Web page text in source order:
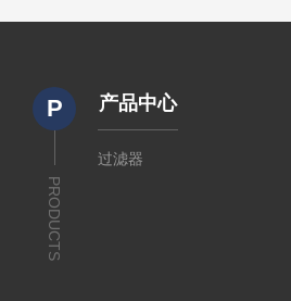
P
PRODUCTS
产品中心
过滤器